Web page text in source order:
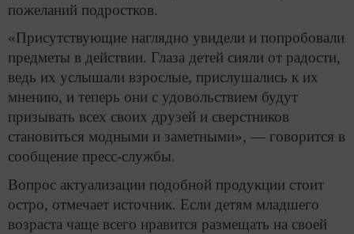
пожеланий подростков.
«Присутствующие наглядно увидели и попробовали
предметы в действии. Глаза детей сияли от радости,
ведь их услышали взрослые, прислушались к их
мнению, и теперь они с удовольствием будут
призывать всех своих друзей и сверстников
становиться модными и заметными», — говорится в
сообщение пресс-службы.
Вопрос актуализации подобной продукции стоит
остро, отмечает источник. Если детям младшего
возраста чаще всего нравится размещать на своей